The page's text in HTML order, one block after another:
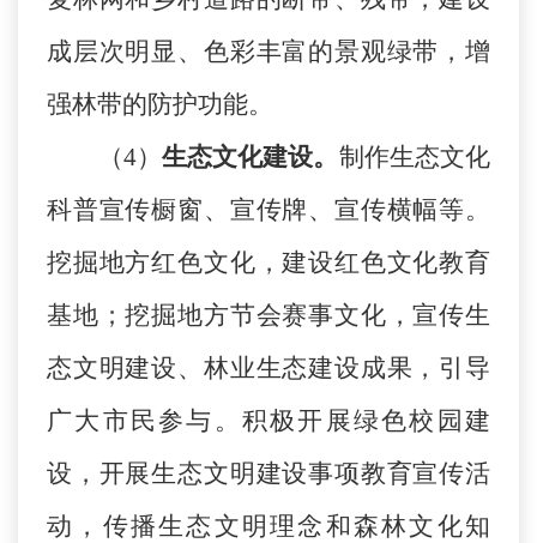
成层次明显、色彩丰富的景观绿带，增
强林带的防护功能。
（4） 生态文化建设。 制作生态文化
科普宣传橱窗、宣传牌、宣传横幅等。
挖掘地方红色文化，建设红色文化教育
基地；挖掘地方节会赛事文化，宣传生
态文明建设、林业生态建设成果，引导
广大市民参与。积极开展绿色校园建
设，开展生态文明建设事项教育宣传活
动，传播生态文明理念和森林文化知